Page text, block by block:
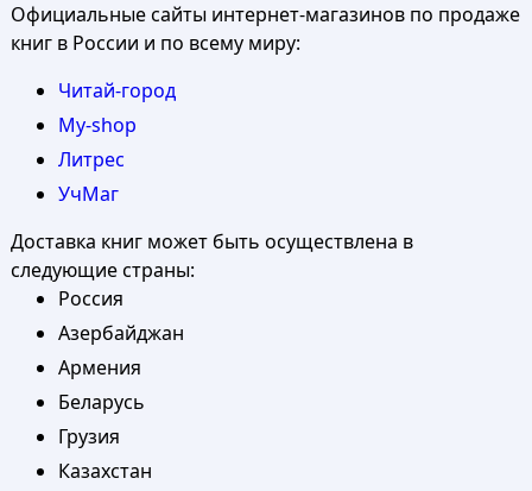
Официальные сайты интернет-магазинов по продаже
книг в России и по всему миру:
Читай-город
My-shop
Литрес
УчМаг
Доставка книг может быть осуществлена в
следующие страны:
Россия
Азербайджан
Армения
Беларусь
Грузия
Казахстан